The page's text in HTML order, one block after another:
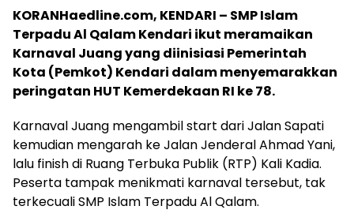
KORANHaedline.com, KENDARI – SMP Islam
Terpadu Al Qalam Kendari ikut meramaikan
Karnaval Juang yang diinisiasi Pemerintah
Kota (Pemkot) Kendari dalam menyemarakkan
peringatan HUT Kemerdekaan RI ke 78.
Karnaval Juang mengambil start dari Jalan Sapati
kemudian mengarah ke Jalan Jenderal Ahmad Yani,
lalu finish di Ruang Terbuka Publik (RTP) Kali Kadia.
Peserta tampak menikmati karnaval tersebut, tak
terkecuali SMP Islam Terpadu Al Qalam.